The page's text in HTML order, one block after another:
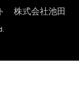
株式会社池田